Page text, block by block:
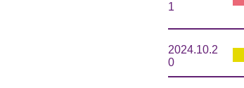
1
2024.10.2
0